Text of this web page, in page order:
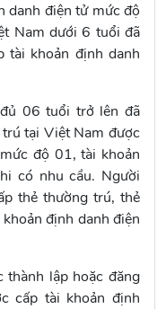
danh điện tử mức độ
Nam dưới 6 tuổi đã
tài khoản định danh
06 tuổi trở lên đã
tại Việt Nam được
độ 01, tài khoản
có nhu cầu. Người
thẻ thường trú, thẻ
định danh điện
lập hoặc đăng
cấp tài khoản định